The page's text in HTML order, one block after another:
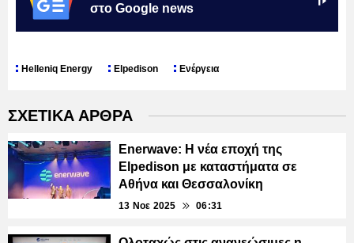
στο Google news
Helleniq Energy Elpedison Ενέργεια
ΣΧΕΤΙΚΑ ΑΡΘΡΑ
Enerwave: Η νέα εποχή της
Elpedison με καταστήματα σε
Αθήνα και Θεσσαλονίκη
13 Νοε 2025 06:31